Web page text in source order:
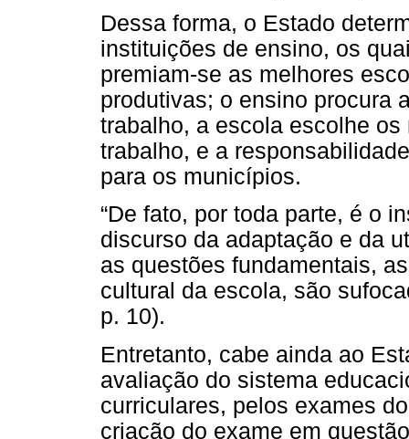
Dessa forma, o Estado
instituições de ensino, os
premiam-se as melhores
produtivas; o ensino procura
trabalho, a escola escolhe
trabalho, e a
para os municípios.
“De fato, por toda parte, é o
discurso da adaptação e da
as questões fundamentais,
cultural da escola, são
p. 10).
Entretanto, cabe ainda ao
avaliação do sistema
curriculares, pelos exames
criação do exame em